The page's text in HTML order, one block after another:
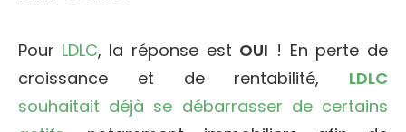
Pour LDLC, la réponse est OUI ! En perte de
croissance et de rentabilité, LDLC
souhaitait déjà se débarrasser de certains